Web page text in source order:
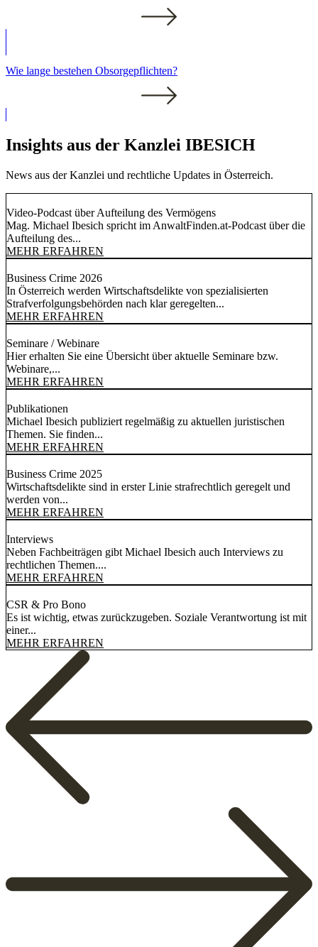
Wie lange bestehen Obsorgepflichten?
Insights aus der Kanzlei IBESICH
News aus der Kanzlei und rechtliche Updates in Österreich.
Video-Podcast über Aufteilung des Vermögens
Mag. Michael Ibesich spricht im AnwaltFinden.at-Podcast über die
Aufteilung des...
MEHR ERFAHREN
Business Crime 2026
In Österreich werden Wirtschaftsdelikte von spezialisierten
Strafverfolgungsbehörden nach klar geregelten...
MEHR ERFAHREN
Seminare / Webinare
Hier erhalten Sie eine Übersicht über aktuelle Seminare bzw.
Webinare,...
MEHR ERFAHREN
Publikationen
Michael Ibesich publiziert regelmäßig zu aktuellen juristischen
Themen. Sie finden...
MEHR ERFAHREN
Business Crime 2025
Wirtschaftsdelikte sind in erster Linie strafrechtlich geregelt und
werden von...
MEHR ERFAHREN
Interviews
Neben Fachbeiträgen gibt Michael Ibesich auch Interviews zu
rechtlichen Themen....
MEHR ERFAHREN
CSR & Pro Bono
Es ist wichtig, etwas zurückzugeben. Soziale Verantwortung ist mit
einer...
MEHR ERFAHREN